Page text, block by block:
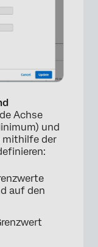
Achse
und
mithilfe der
auf den